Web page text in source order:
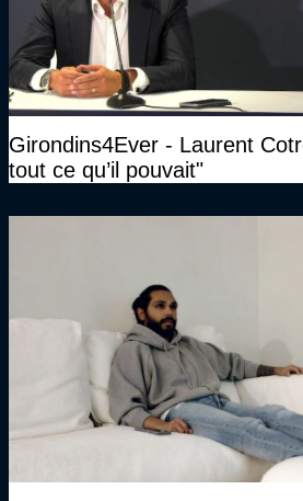
Girondins4Ever - Laurent
tout ce qu’il pouvait"